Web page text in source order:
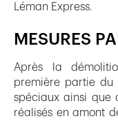
Léman Express.
MESURES
Après la
première partie du
spéciaux ainsi que
réalisés en amont